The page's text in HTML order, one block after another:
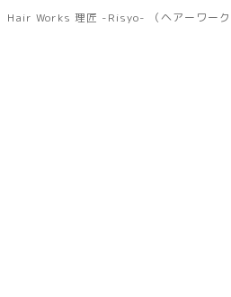
Hair Works 理匠 -Risyo- （ヘアーワーク